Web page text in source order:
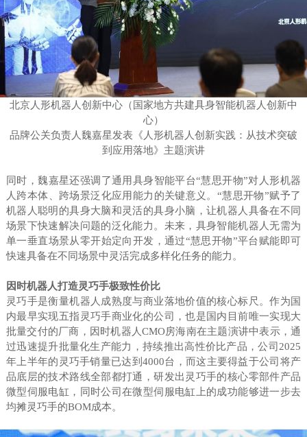
北京人形机器人创新中心（国家地方共建具身智能机器人创新中
心）
品牌公关负责人魏嘉星发表《人形机器人创新实践：从技术突破
到应用落地》主题演讲
同时，魏嘉星还强调了通用具身智能平台“慧思开物”对人形机器
人跨本体、跨场景泛化应用能力的关键意义。“慧思开物”赋予了
机器人聪明的具身大脑和灵活的具身小脑，让机器人具备在不同
场景下快速解决问题的泛化能力。未来，具身智能机器人无需为
单一垂直场景从零开始定向开发，通过“慧思开物”平台赋能即可
快速具备在不同场景中灵活完成多样化任务的能力。
因时机器人打造灵巧手极致性价比
灵巧手是衡量机器人成熟度与商业落地价值的核心标尺。作为国
内最早实现五指灵巧手商业化的公司，也是国内目前唯一实现大
批量交付的厂商，因时机器人CMO房海南在主题演讲中表示，通
过迅速提升批量化生产能力，持续推出高性价比产品，公司2025
年上半年的灵巧手销量已达到4000台，而这主要得益于公司将产
品底层的技术路线全部都打通，研发出灵巧手的核心零部件产品
微型伺服电缸，同时公司在微型伺服电缸上的成功能够进一步去
均摊灵巧手的BOM成本。